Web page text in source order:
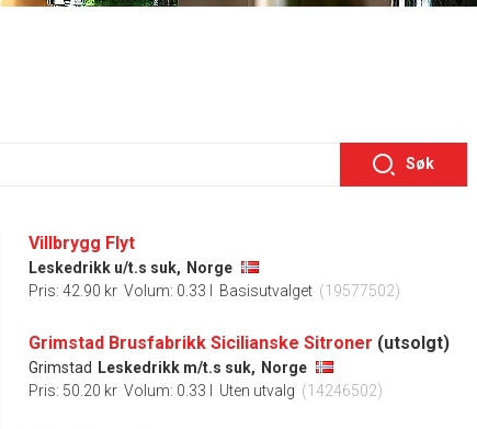
Søk
Villbrygg Flyt
Leskedrikk u/t.s suk, Norge
Pris: 42.90 kr Volum: 0.33 l Basisutvalget (19577502)
Grimstad Brusfabrikk Sicilianske Sitroner (utsolgt)
Grimstad Leskedrikk m/t.s suk, Norge
Pris: 50.20 kr Volum: 0.33 l Uten utvalg (14246502)